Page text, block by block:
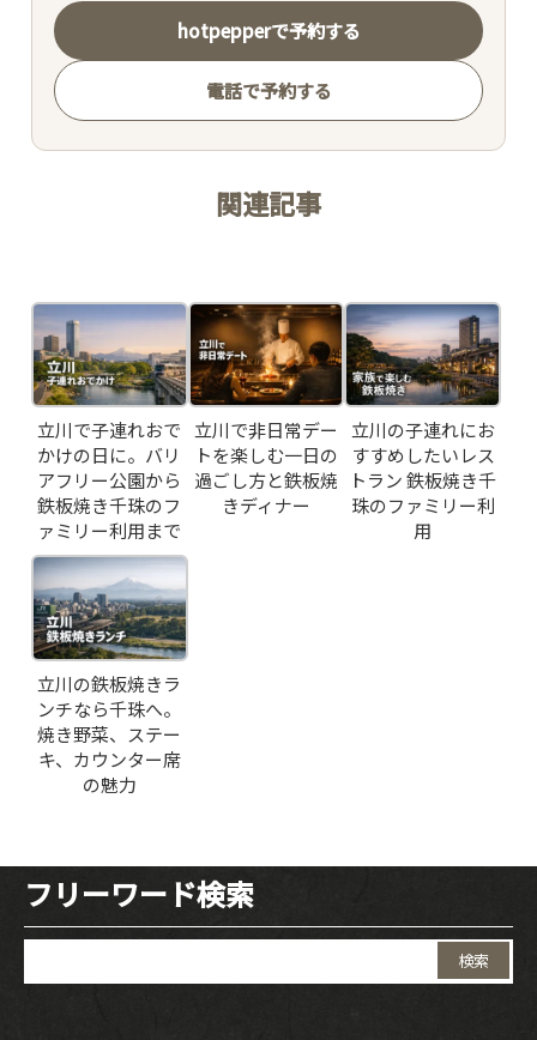
hotpepperで予約する
電話で予約する
関連記事
立川で子連れおで
かけの日に。バリ
アフリー公園から
鉄板焼き千珠のフ
ァミリー利用まで
立川で非日常デー
トを楽しむ一日の
過ごし方と鉄板焼
きディナー
立川の子連れにお
すすめしたいレス
トラン 鉄板焼き千
珠のファミリー利
用
立川の鉄板焼きラ
ンチなら千珠へ。
焼き野菜、ステー
キ、カウンター席
の魅力
フリーワード検索